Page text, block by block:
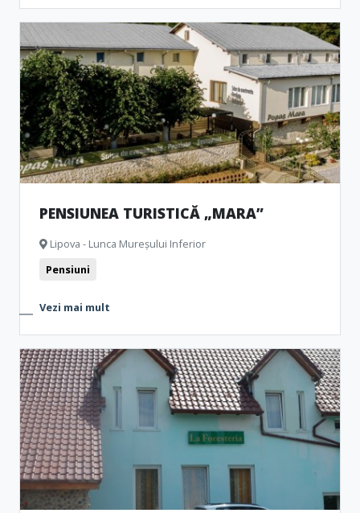
PENSIUNEA TURISTICĂ „MARA”
Lipova - Lunca Mureșului Inferior
Pensiuni
Vezi mai mult